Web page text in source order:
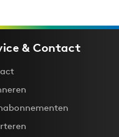
& Contact